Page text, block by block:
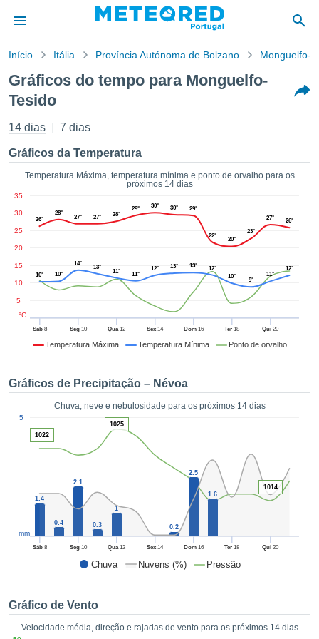
da
por
que as
a este
das
opções:
e
forma
digital
ou
permite-
a nossa
fornecer-
de alta
sem
todos os
ou
no
como
um perfil
CONTINUAR
Início Itália Província Autónoma de Bolzano Monguelfo-
Gráficos do tempo para Monguelfo-
Tesido
14 dias 7 dias
Gráficos da Temperatura
Temperatura Máxima, temperatura mínima e ponto de orvalho para os
próximos 14 dias
Temperatura Máxima Temperatura Mínima Ponto de orvalho
Sáb8 Seg10 Qua12 Sex 14 Dom16 Ter 18 Qui 20
5
10
15
20
25
30
35
°C
26°
28°
27° 27° 28°
29° 30° 30° 29°
22°
20°
23°
27° 26°
10° 10°
14°
13°
11° 11°
12° 13° 13°
12°
10°
9°
11°
12°
Gráficos de Precipitação – Névoa
Chuva, neve e nebulosidade para os próximos 14 dias
Chuva Nuvens (%) Pressão
50
Sáb8 Seg10 Qua12 Sex 14 Dom16 Ter 18 Qui 20
5
mm
1.4
0.4
2.1
0.3
1
0.2
2.5
1.6
1022
1025
1014
Gráfico de Vento
Velocidade média, direção e rajadas de vento para os próximos 14 dias